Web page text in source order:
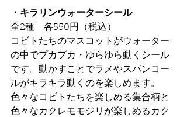
・キラリンウォーターシール
全2種　各550円（税込）
コビトたちのマスコットがウォーター
の中でプカプカ・ゆらゆら動くシール
です。動かすことでラメやスパンコー
ルがキラキラ動くのを楽しめます。
色々なコビトたちを楽しめる集合柄と
色々なカクレモモジリが楽しめるカク